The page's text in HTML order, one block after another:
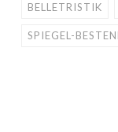
BELLETRISTIK
SPIEGEL-